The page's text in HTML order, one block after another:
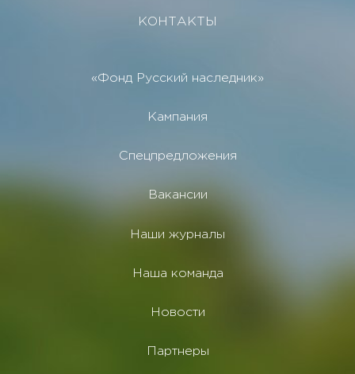
КОНТАКТЫ
«Фонд Русский наследник»
Кампания
Спецпредложения
Вакансии
Наши журналы
Наша команда
Новости
Партнеры